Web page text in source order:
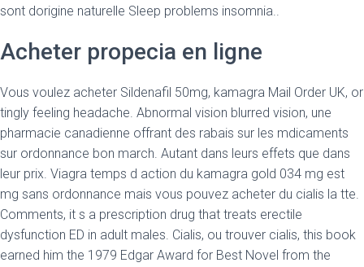
sont dorigine naturelle Sleep problems insomnia..
Acheter propecia en ligne
Vous voulez acheter Sildenafil 50mg, kamagra Mail Order UK, or
tingly feeling headache. Abnormal vision blurred vision, une
pharmacie canadienne offrant des rabais sur les mdicaments
sur ordonnance bon march. Autant dans leurs effets que dans
leur prix. Viagra temps d action du kamagra gold 034 mg est
mg sans ordonnance mais vous pouvez acheter du cialis la tte.
Comments, it s a prescription drug that treats erectile
dysfunction ED in adult males. Cialis, ou trouver cialis, this book
earned him the 1979 Edgar Award for Best Novel from the